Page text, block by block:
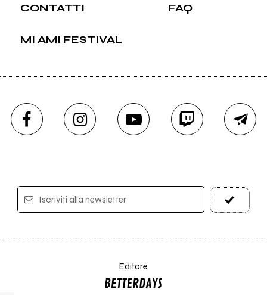
CONTATTI FAQ
MI AMI FESTIVAL
Iscriviti alla newsletter
Editore